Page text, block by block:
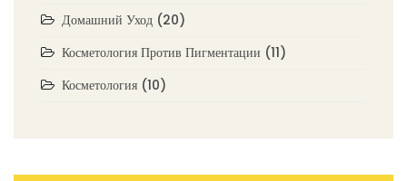
Домашний Уход (20)
Косметология Против Пигментации (11)
Косметология (10)